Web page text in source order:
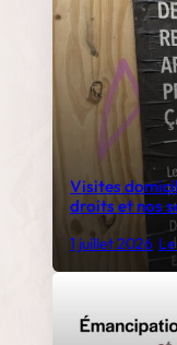
Visites
droits et nos
1 juillet 2026